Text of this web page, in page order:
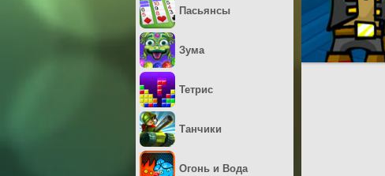
Пасьянсы
Зума
Тетрис
Танчики
Огонь и Вода